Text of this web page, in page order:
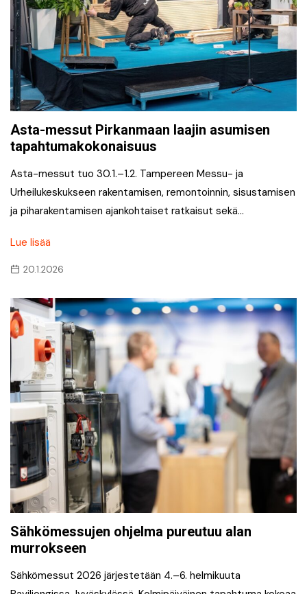
Asta-messut Pirkanmaan laajin asumisen
tapahtumakokonaisuus
Asta-messut tuo 30.1.–1.2. Tampereen Messu- ja
Urheilukeskukseen rakentamisen, remontoinnin, sisustamisen
ja piharakentamisen ajankohtaiset ratkaisut sekä…
Lue lisää
20.1.2026
Sähkömessujen ohjelma pureutuu alan
murrokseen
Sähkömessut 2026 järjestetään 4.–6. helmikuuta